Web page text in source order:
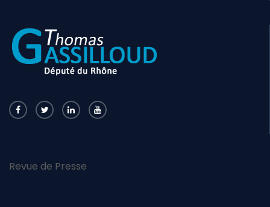
Revue de Presse